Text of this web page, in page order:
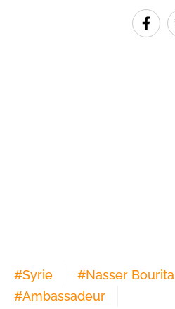
#Syrie #Nasser Bourita
#Ambassadeur